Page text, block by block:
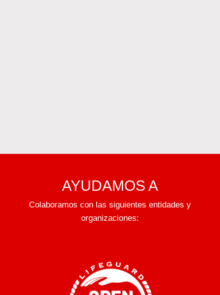
AYUDAMOS A
Colaboramos con las siguientes entidades y
organizaciones: